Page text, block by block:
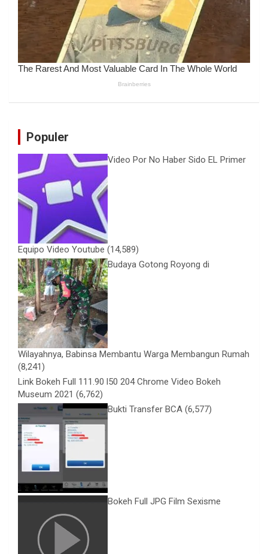
Populer
Video Por No Haber Sido EL Primer
Equipo Video Youtube (14,589)
Budaya Gotong Royong di
Wilayahnya, Babinsa Membantu Warga Membangun Rumah
(8,241)
Link Bokeh Full 111.90 l50 204 Chrome Video Bokeh
Museum 2021 (6,762)
Bukti Transfer BCA (6,577)
Bokeh Full JPG Film Sexisme